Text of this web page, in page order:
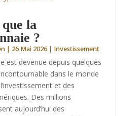
que la
?
| 26 Mai 2026| Investissement
est devenue depuis quelques
dans le monde
et des
Des millions
aujourd’hui des